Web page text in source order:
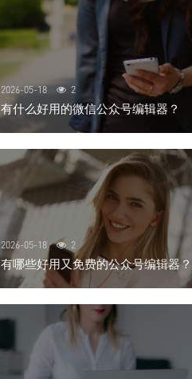
2026-05-18 2
有什么好用的微信公众号编辑器？
2026-05-18 2
有哪些好用又免费的公众号编辑器？